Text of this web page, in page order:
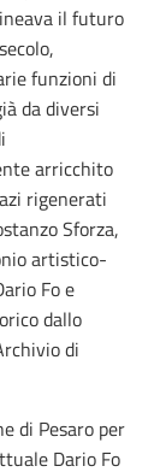
il futuro
funzioni di
da diversi
arricchito
rigenerati
Sforza,
artistico-
Fo e
dallo
di
di Pesaro per
Dario Fo